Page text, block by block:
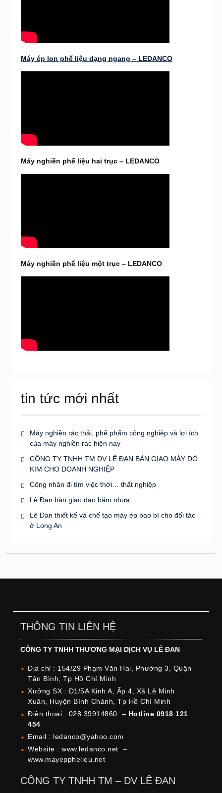
Máy ép lon phế liệu dạng ngang – LEDANCO
Máy nghiền phế liệu hai trục – LEDANCO
Máy nghiền phế liệu một trục – LEDANCO
tin tức mới nhất
Máy nghiền rác thải, phế phẩm công nghiệp và lợi ích
của máy nghiền rác hiện nay
CÔNG TY TNHH TM DV LÊ ĐAN BÀN GIAO MÁY DÒ
KIM CHO DOANH NGHIỆP
Công nhân đi tìm việc thời… thất nghiệp
Lê Đan bàn giao dao băm nhựa
Lê Đan thiết kế và chế tạo máy ép bao bì cho đối tác
ở Long An
THÔNG TIN LIÊN HỆ
CÔNG TY TNHH THƯƠNG MẠI DỊCH VỤ LÊ ĐAN
Địa chỉ : 154/29 Phạm Văn Hai, Phường 3, Quận
Tân Bình, Tp Hồ Chí Minh
Xưởng SX : D1/5A Kinh A, Ấp 4, Xã Lê Minh
Xuân, Huyện Bình Chánh, Tp Hồ Chí Minh
Điện thoại : 028 39914860 – Hotline 0918 121
454
Email : ledanco@yahoo.com
Website : www.ledanco.net –
www.mayepphelieu.net
CÔNG TY TNHH TM – DV LÊ ĐAN